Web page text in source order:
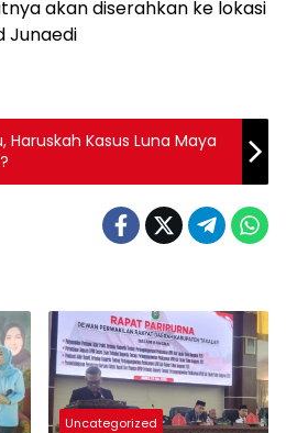
akan diserahkan ke lokasi
Junaedi
Haruskah Kasus Luna Maya
Uncategorized